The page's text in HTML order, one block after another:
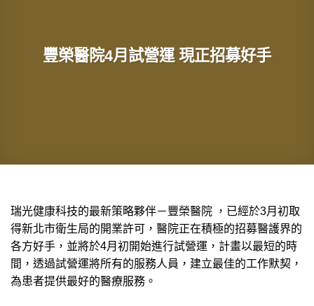
豐榮醫院4月試營運 現正招募好手
瑞光健康科技的最新策略夥伴－豐榮醫院 ，已經於3月初取
得新北市衛生局的開業許可，醫院正在積極的招募醫護界的
各方好手，並將於4月初開始進行試營運，計畫以最短的時
間，透過試營運將所有的服務人員，建立最佳的工作默契，
為患者提供最好的醫療服務。